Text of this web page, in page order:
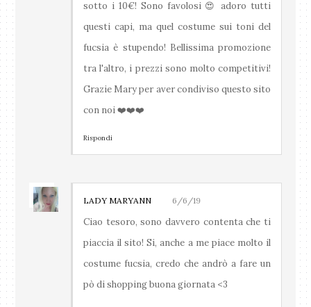
sotto i 10€! Sono favolosi 😍 adoro tutti
questi capi, ma quel costume sui toni del
fucsia è stupendo! Bellissima promozione
tra l'altro, i prezzi sono molto competitivi!
Grazie Mary per aver condiviso questo sito
con noi ❤️❤️❤️
Rispondi
LADY MARYANN 6/6/19
Ciao tesoro, sono davvero contenta che ti
piaccia il sito! Si, anche a me piace molto il
costume fucsia, credo che andrò a fare un
pò di shopping buona giornata <3